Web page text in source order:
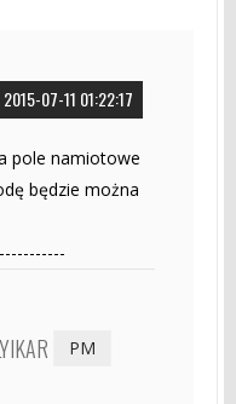
07-11 01:22:17
pole namiotowe
będzie można
PM